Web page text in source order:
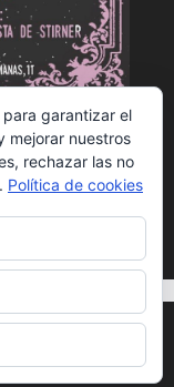
y su
Madrid
garantizar el
mejorar nuestros
rechazar las no
Política de cookies